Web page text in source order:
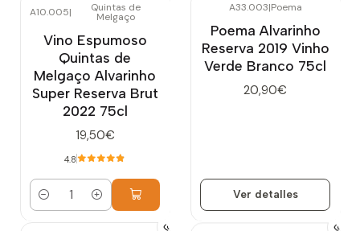
A10.005| Quintas de
Melgaço
Vino Espumoso
Quintas de
Melgaço Alvarinho
Super Reserva Brut
2022 75cl
19,50€
4.8
Cantidad
A33.003|Poema
Poema Alvarinho
Reserva 2019 Vinho
Verde Branco 75cl
20,90€
Ver detalles